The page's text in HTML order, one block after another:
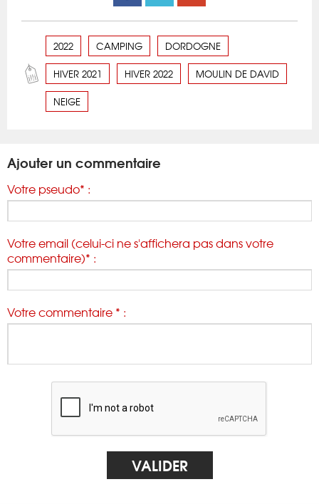
2022 CAMPING DORDOGNE
HIVER 2021 HIVER 2022 MOULIN DE DAVID
NEIGE
Ajouter un commentaire
Votre pseudo* :
Votre email (celui-ci ne s'affichera pas dans votre
commentaire)* :
Votre commentaire * :